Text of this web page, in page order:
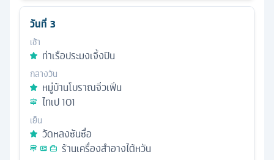
วันที่ 3
เช้า
ท่าเรือประมงเจิ้งปิน
กลางวัน
หมู่บ้านโบราณจิ่วเฟิ่น
ไทเป 101
เย็น
วัดหลงซันซื่อ
ร้านเครื่องสำอางไต้หวัน